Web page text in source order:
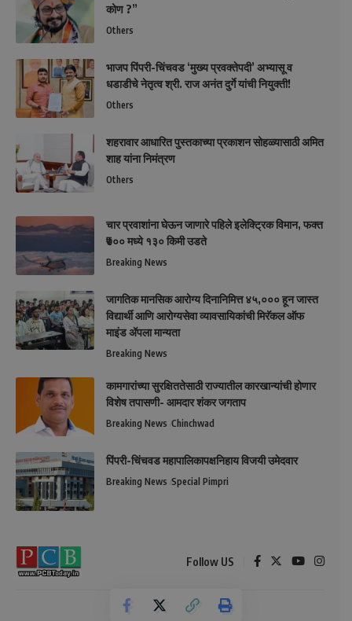
कोण ?”
Others
भाजप पिंपरी-चिंचवड ‘मुख्य प्रवक्तेपदी’ अभ्यासू व
धडाडीचे नेतृत्व श्री. राज अनंत दुर्गे यांची नियुक्ती!
Others
शहरावार आधारित पुस्तकाच्या प्रकाशन सोहळ्यासाठी अमित
शाह यांना निमंत्रण
Others
चार प्रवाशांना घेऊन जाणारे पहिले इलेक्ट्रिक विमान, फक्त
₹७०० मध्ये १३० किमी उडते
Breaking News
जागतिक मानसिक आरोग्य दिनानिमित्त ४५,००० हून जास्त
विद्यार्थी आणि आरोग्यसेवा व्यावसायिकांची मिरॅकल ऑफ
माइंड ॲपला मान्यता
Breaking News
कामगारांच्या सुरक्षिततेसाठी राज्यातील कारखान्यांची होणार
विशेष तपासणी- आमदार शंकर जगताप
Breaking News Chinchwad
पिंपरी-चिंचवड महापालिकापक्षनिहाय विजयी उमेदवार
Breaking News Special Pimpri
Follow US
© 2026 All Rights Reserved.